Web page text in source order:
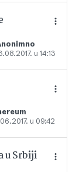
u 14:13
u 09:42
u Srbiji